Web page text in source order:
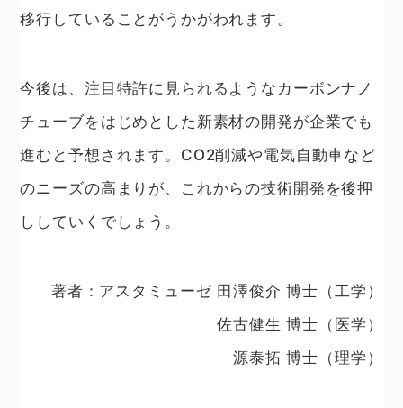
移行していることがうかがわれます。
今後は、注目特許に見られるようなカーボンナノ
チューブをはじめとした新素材の開発が企業でも
進むと予想されます。CO2削減や電気自動車など
のニーズの高まりが、これからの技術開発を後押
ししていくでしょう。
著者：アスタミューゼ 田澤俊介 博士（工学）
佐古健生 博士（医学）
源泰拓 博士（理学）